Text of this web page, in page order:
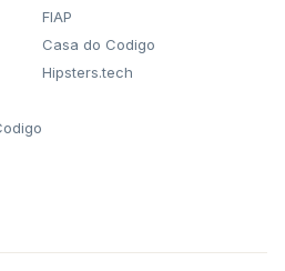
FIAP
Casa do Codigo
Hipsters.tech